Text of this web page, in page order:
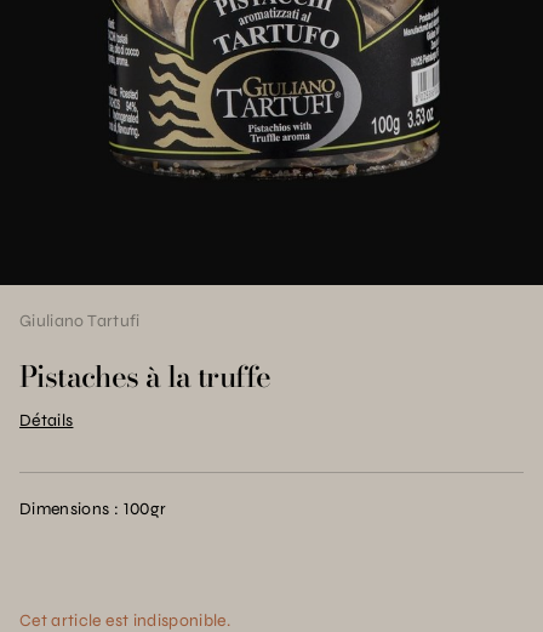
Giuliano Tartufi
Pistaches à la truffe
Détails
Dimensions : 100gr
Cet article est indisponible.